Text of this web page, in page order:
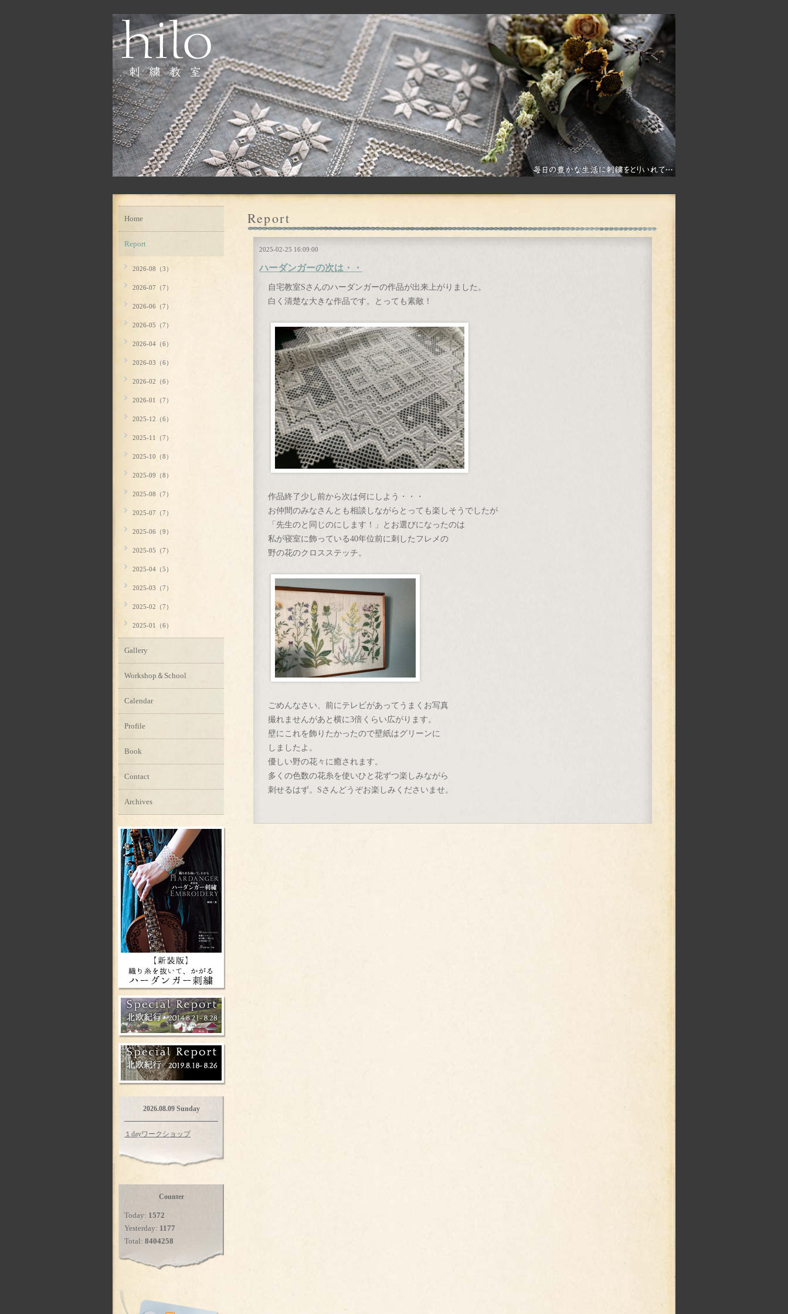
Report
2025-02-25 16:09:00
ハーダンガーの次は・・
自宅教室Sさんのハーダンガーの作品が出来上がりました。
白く清楚な大きな作品です。とっても素敵！
作品終了少し前から次は何にしよう・・・
お仲間のみなさんとも相談しながらとっても楽しそうでしたが
「先生のと同じのにします！」とお選びになったのは
私が寝室に飾っている40年位前に刺したフレメの
野の花のクロスステッチ。
ごめんなさい、前にテレビがあってうまくお写真
撮れませんがあと横に3倍くらい広がります。
壁にこれを飾りたかったので壁紙はグリーンに
しましたよ。
優しい野の花々に癒されます。
多くの色数の花糸を使いひと花ずつ楽しみながら
刺せるはず。Sさんどうぞお楽しみくださいませ。
Home
Report
2026-08（3）
2026-07（7）
2026-06（7）
2026-05（7）
2026-04（6）
2026-03（6）
2026-02（6）
2026-01（7）
2025-12（6）
2025-11（7）
2025-10（8）
2025-09（8）
2025-08（7）
2025-07（7）
2025-06（9）
2025-05（7）
2025-04（5）
2025-03（7）
2025-02（7）
2025-01（6）
Gallery
Workshop＆School
Calendar
Profile
Book
Contact
Archives
2026.08.09 Sunday
１dayワークショップ
Counter
Today: 1572
Yesterday: 1177
Total: 8404258